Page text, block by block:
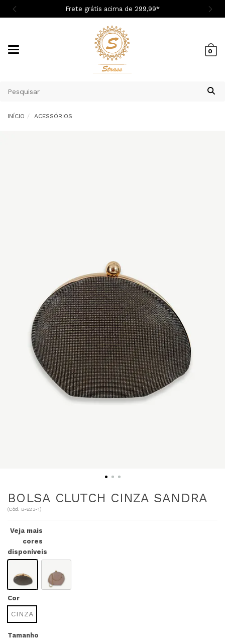
Frete grátis acima de 299,99*
0
INÍCIO ACESSÓRIOS
BOLSA CLUTCH CINZA SANDRA
(Cód. B-623-1)
Veja mais
cores
disponíveis
Cor
CINZA
Tamanho